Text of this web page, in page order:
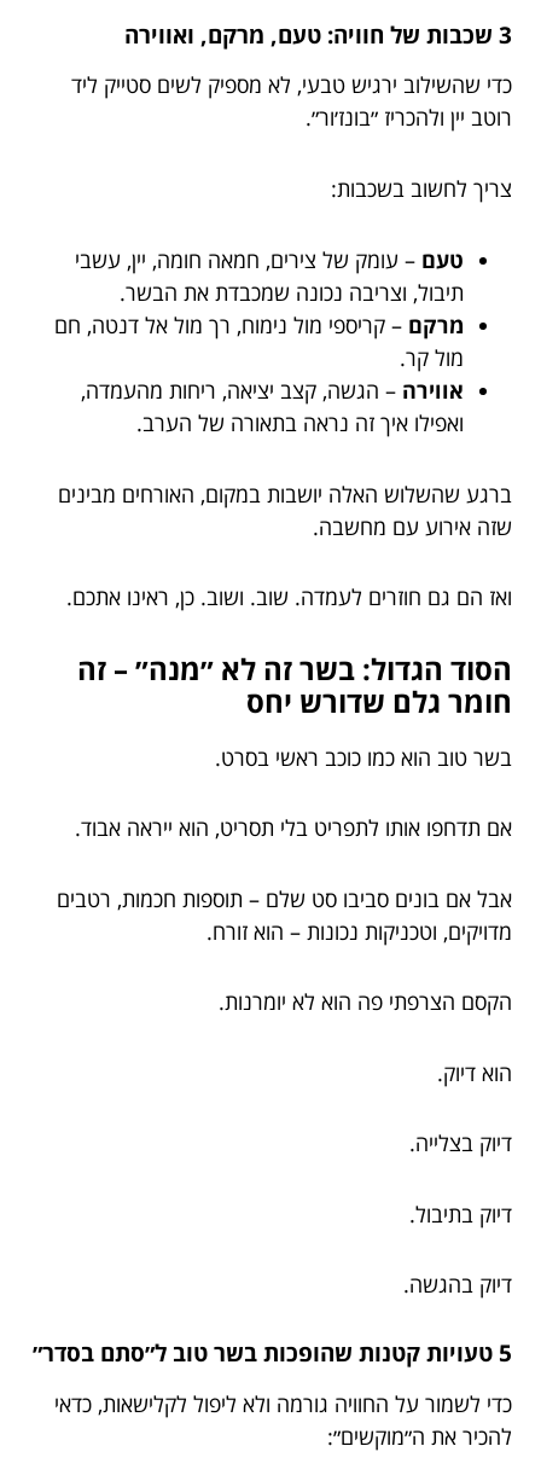
3 שכבות של חוויה: טעם, מרקם, ואווירה
כדי שהשילוב ירגיש טבעי, לא מספיק לשים סטייק ליד
רוטב יין ולהכריז ״בונז׳ור״.
צריך לחשוב בשכבות:
טעם – עומק של צירים, חמאה חומה, יין, עשבי
תיבול, וצריבה נכונה שמכבדת את הבשר.
מרקם – קריספי מול נימוח, רך מול אל דנטה, חם
מול קר.
אווירה – הגשה, קצב יציאה, ריחות מהעמדה,
ואפילו איך זה נראה בתאורה של הערב.
ברגע שהשלוש האלה יושבות במקום, האורחים מבינים
שזה אירוע עם מחשבה.
ואז הם גם חוזרים לעמדה. שוב. ושוב. כן, ראינו אתכם.
הסוד הגדול: בשר זה לא ״מנה״ – זה
חומר גלם שדורש יחס
בשר טוב הוא כמו כוכב ראשי בסרט.
אם תדחפו אותו לתפריט בלי תסריט, הוא ייראה אבוד.
אבל אם בונים סביבו סט שלם – תוספות חכמות, רטבים
מדויקים, וטכניקות נכונות – הוא זורח.
הקסם הצרפתי פה הוא לא יומרנות.
הוא דיוק.
דיוק בצלייה.
דיוק בתיבול.
דיוק בהגשה.
5 טעויות קטנות שהופכות בשר טוב ל״סתם בסדר״
כדי לשמור על החוויה גורמה ולא ליפול לקלישאות, כדאי
להכיר את ה״מוקשים״: